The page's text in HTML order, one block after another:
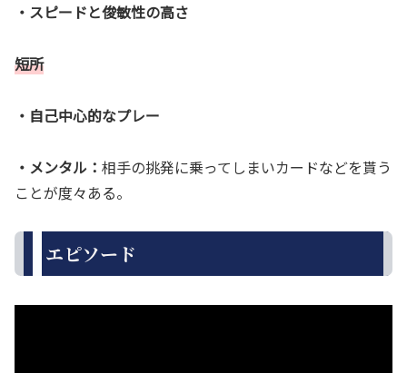
・スピードと俊敏性の高さ
短所
・自己中心的なプレー
・メンタル： 相手の挑発に乗ってしまいカードなどを貰う
ことが度々ある。
エピソード